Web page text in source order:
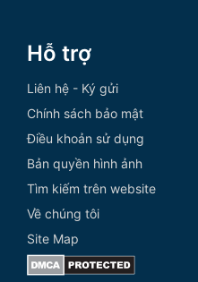
Hỗ trợ
Liên hệ - Ký gửi
Chính sách bảo mật
Điều khoản sử dụng
Bản quyền hình ảnh
Tìm kiếm trên website
Về chúng tôi
Site Map